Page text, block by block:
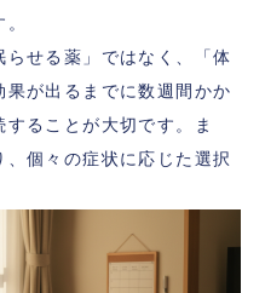
せる薬」ではなく、「体
が出るまでに数週間かか
ることが大切です。ま
個々の症状に応じた選択